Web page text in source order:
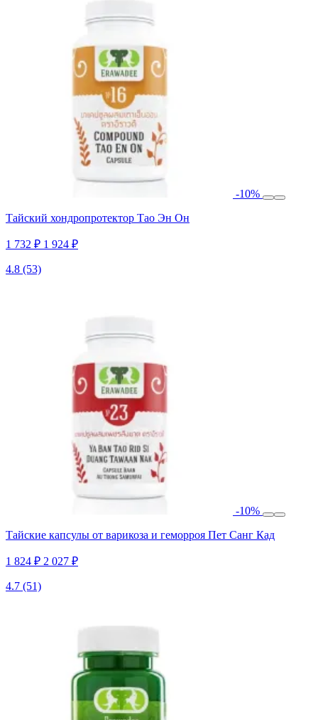
-10%
Тайский хондропротектор Тао Эн Он
1 732 ₽ 1 924 ₽
4.8 (53)
-10%
Тайские капсулы от варикоза и геморроя Пет Санг Кад
1 824 ₽ 2 027 ₽
4.7 (51)